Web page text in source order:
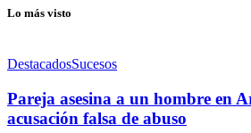
Lo más visto
DestacadosSucesos
Pareja asesina a un hombre en
acusación falsa de abuso